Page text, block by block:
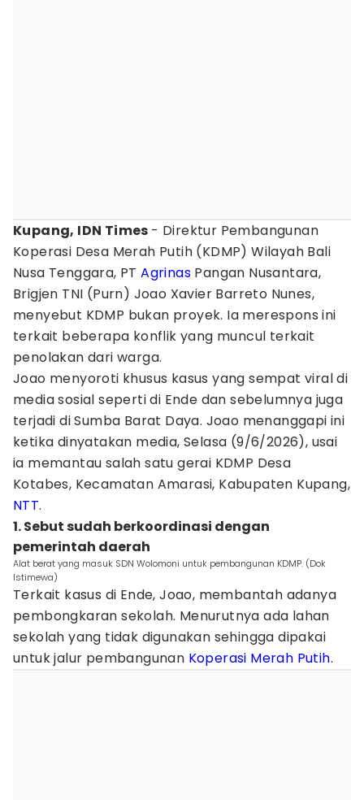
Kupang, IDN Times - Direktur Pembangunan
Koperasi Desa Merah Putih (KDMP) Wilayah Bali
Nusa Tenggara, PTAgrinas Pangan Nusantara,
Brigjen TNI (Purn) Joao Xavier Barreto Nunes,
menyebut KDMP bukan proyek. Ia merespons ini
terkait beberapa konflik yang muncul terkait
penolakan dari warga.
Joao menyoroti khusus kasus yang sempat viral di
media sosial seperti di Ende dan sebelumnya juga
terjadi di Sumba Barat Daya. Joao menanggapi ini
ketika dinyatakan media, Selasa (9/6/2026), usai
ia memantau salah satu gerai KDMP Desa
Kotabes, Kecamatan Amarasi, Kabupaten Kupang,
NTT.
1. Sebut sudah berkoordinasi dengan
pemerintah daerah
Alat berat yang masuk SDN Wolomoni untuk pembangunan KDMP. (Dok
Istimewa)
Terkait kasus di Ende, Joao, membantah adanya
pembongkaran sekolah. Menurutnya ada lahan
sekolah yang tidak digunakan sehingga dipakai
untuk jalur pembangunan Koperasi Merah Putih.